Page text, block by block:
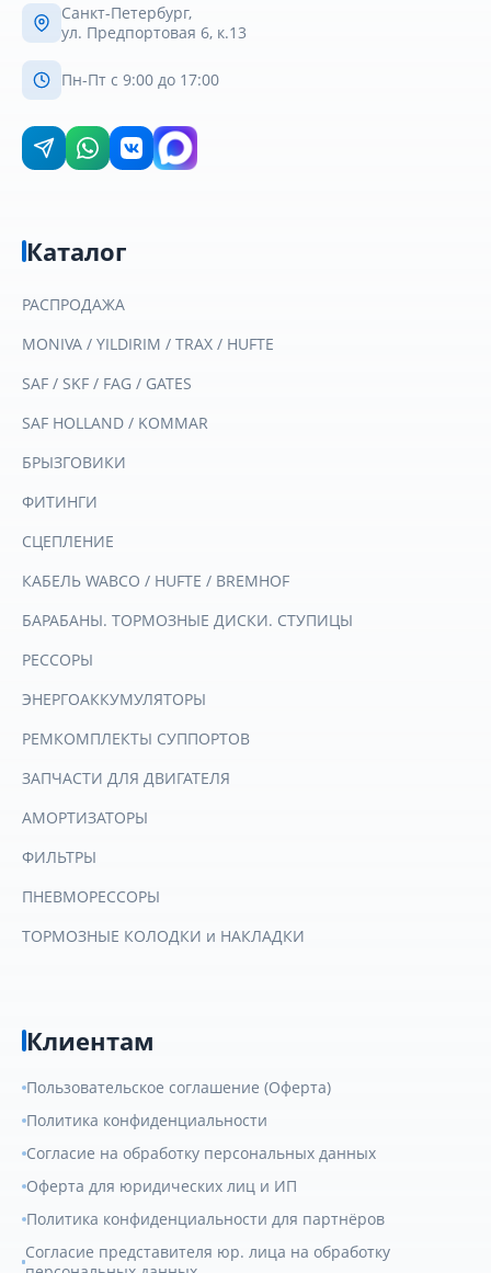
Санкт-Петербург,
ул. Предпортовая 6, к.13
Пн-Пт с 9:00 до 17:00
Каталог
РАСПРОДАЖА
MONIVA / YILDIRIM / TRAX / HUFTE
SAF / SKF / FAG / GATES
SAF HOLLAND / KOMMAR
БРЫЗГОВИКИ
ФИТИНГИ
СЦЕПЛЕНИЕ
КАБЕЛЬ WABCO / HUFTE / BREMHOF
БАРАБАНЫ. ТОРМОЗНЫЕ ДИСКИ. СТУПИЦЫ
РЕССОРЫ
ЭНЕРГОАККУМУЛЯТОРЫ
РЕМКОМПЛЕКТЫ СУППОРТОВ
ЗАПЧАСТИ ДЛЯ ДВИГАТЕЛЯ
АМОРТИЗАТОРЫ
ФИЛЬТРЫ
ПНЕВМОРЕССОРЫ
ТОРМОЗНЫЕ КОЛОДКИ и НАКЛАДКИ
Клиентам
Пользовательское соглашение (Оферта)
Политика конфиденциальности
Согласие на обработку персональных данных
Оферта для юридических лиц и ИП
Политика конфиденциальности для партнёров
Согласие представителя юр. лица на обработку